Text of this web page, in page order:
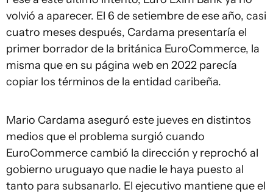
volvió a aparecer. El 6 de setiembre de ese año, casi
cuatro meses después, Cardama presentaría el
primer borrador de la británica EuroCommerce, la
misma que en su página web en 2022 parecía
copiar los términos de la entidad caribeña.
Mario Cardama aseguró este jueves en distintos
medios que el problema surgió cuando
EuroCommerce cambió la dirección y reprochó al
gobierno uruguayo que nadie le haya puesto al
tanto para subsanarlo. El ejecutivo mantiene que el